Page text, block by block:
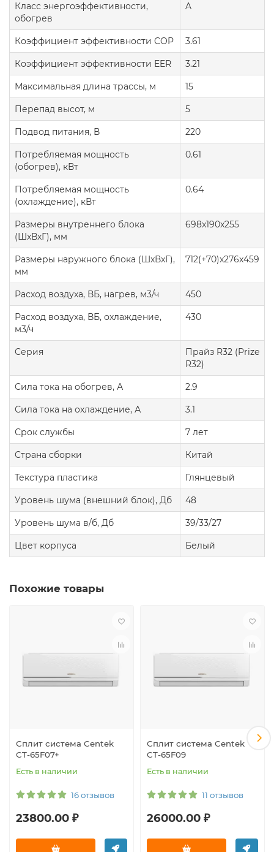
Класс энергоэффективности,
обогрев
A
Коэффициент эффективности COP 3.61
Коэффициент эффективности EER 3.21
Максимальная длина трассы, м 15
Перепад высот, м 5
Подвод питания, В 220
Потребляемая мощность
(обогрев), кВт
0.61
Потребляемая мощность
(охлаждение), кВт
0.64
Размеры внутреннего блока
(ШxВxГ), мм
698x190x255
Размеры наружного блока (ШxВxГ),
мм
712(+70)x276x459
Расход воздуха, ВБ, нагрев, м3/ч 450
Расход воздуха, ВБ, охлаждение,
м3/ч
430
Серия
Прайз R32 (Prize
R32)
Сила тока на обогрев, А 2.9
Сила тока на охлаждение, А 3.1
Срок службы 7 лет
Страна сборки Китай
Текстура пластика Глянцевый
Уровень шума (внешний блок), Дб 48
Уровень шума в/б, Дб 39/33/27
Цвет корпуса Белый
Похожие товары
Сплит система Centek
CT-65F07+
Есть в наличии
16 отзывов
23800.00 ₽
Сплит система Centek
CT-65F09
Есть в наличии
11 отзывов
26000.00 ₽